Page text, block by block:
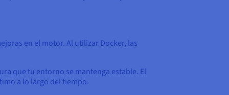
en el motor. Al utilizar Docker, las
que tu entorno se mantenga estable. El
a lo largo del tiempo.